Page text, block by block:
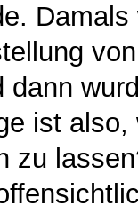
dann
ist
zu